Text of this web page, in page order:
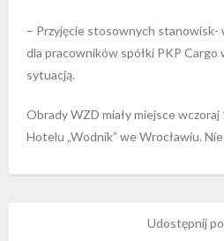
– Przyjęcie stosownych
dla pracowników spółki PKP Cargo
sytuacją.
Obrady WZD miały miejsce
Hotelu „Wodnik” we Wrocławiu.
Udostępnij